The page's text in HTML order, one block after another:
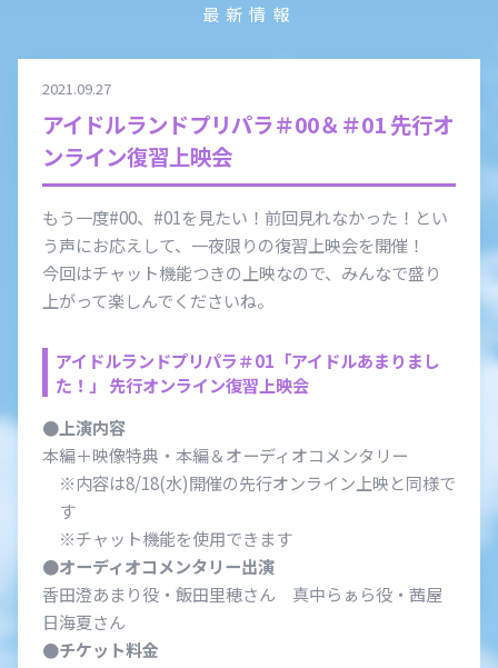
お客様相談室
SUPPORT
会社情報 採用情報
プレスリリース よくあるご質問
ビジネスのお客様
最新情報
2021.09.27
アイドルランドプリパラ＃00＆＃01 先行オ
ンライン復習上映会
もう一度#00、#01を見たい！前回見れなかった！とい
う声にお応えして、一夜限りの復習上映会を開催！
今回はチャット機能つきの上映なので、みんなで盛り
上がって楽しんでくださいね。
アイドルランドプリパラ＃01「アイドルあまりまし
た！」 先行オンライン復習上映会
●上演内容
本編＋映像特典・本編＆オーディオコメンタリー
※内容は8/18(水)開催の先行オンライン上映と同様で
す
※チャット機能を使用できます
●オーディオコメンタリー出演
香田澄あまり役・飯田里穂さん 真中らぁら役・茜屋
日海夏さん
●チケット料金